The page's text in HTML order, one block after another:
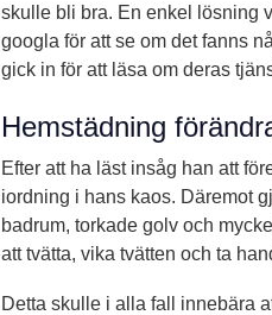
skulle bli bra. En enkel lösning
googla för att se om det fanns
gick in för att läsa om deras
Hemstädning
Efter att ha läst insåg han att
iordning i hans kaos. Däremot
badrum, torkade golv och
att tvätta, vika tvätten och ta
Detta skulle i alla fall innebära